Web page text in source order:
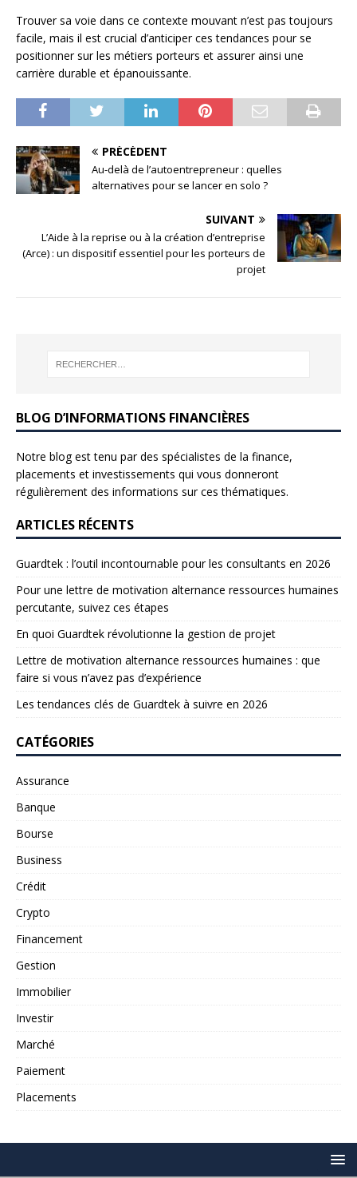
Trouver sa voie dans ce contexte mouvant n’est pas toujours
facile, mais il est crucial d’anticiper ces tendances pour se
positionner sur les métiers porteurs et assurer ainsi une
carrière durable et épanouissante.
PRÉCÉDENT
Au-delà de l’autoentrepreneur : quelles
alternatives pour se lancer en solo ?
SUIVANT
L’Aide à la reprise ou à la création d’entreprise
(Arce) : un dispositif essentiel pour les porteurs de
projet
BLOG D’INFORMATIONS FINANCIÈRES
Notre blog est tenu par des spécialistes de la finance,
placements et investissements qui vous donneront
régulièrement des informations sur ces thématiques.
ARTICLES RÉCENTS
Guardtek : l’outil incontournable pour les consultants en 2026
Pour une lettre de motivation alternance ressources humaines
percutante, suivez ces étapes
En quoi Guardtek révolutionne la gestion de projet
Lettre de motivation alternance ressources humaines : que
faire si vous n’avez pas d’expérience
Les tendances clés de Guardtek à suivre en 2026
CATÉGORIES
Assurance
Banque
Bourse
Business
Crédit
Crypto
Financement
Gestion
Immobilier
Investir
Marché
Paiement
Placements